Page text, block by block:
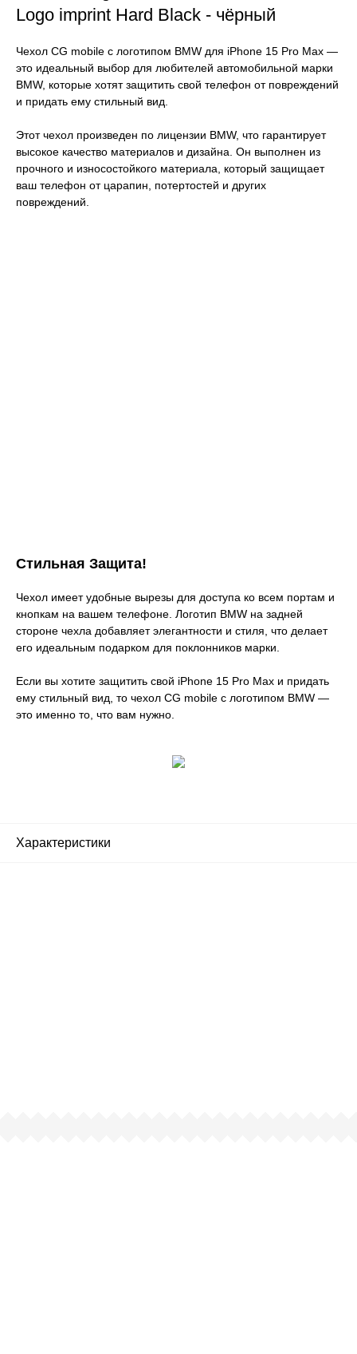
Logo imprint Hard Black - чёрный
Чехол CG mobile с логотипом BMW для iPhone 15 Pro Max —
это идеальный выбор для любителей автомобильной марки
BMW, которые хотят защитить свой телефон от повреждений
и придать ему стильный вид.
Этот чехол произведен по лицензии BMW, что гарантирует
высокое качество материалов и дизайна. Он выполнен из
прочного и износостойкого материала, который защищает
ваш телефон от царапин, потертостей и других
повреждений.
Стильная Защита!
Чехол имеет удобные вырезы для доступа ко всем портам и
кнопкам на вашем телефоне. Логотип BMW на задней
стороне чехла добавляет элегантности и стиля, что делает
его идеальным подарком для поклонников марки.
Если вы хотите защитить свой iPhone 15 Pro Max и придать
ему стильный вид, то чехол CG mobile с логотипом BMW —
это именно то, что вам нужно.
Характеристики